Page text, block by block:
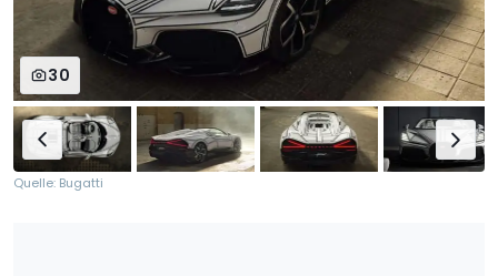
30
Quelle: Bugatti